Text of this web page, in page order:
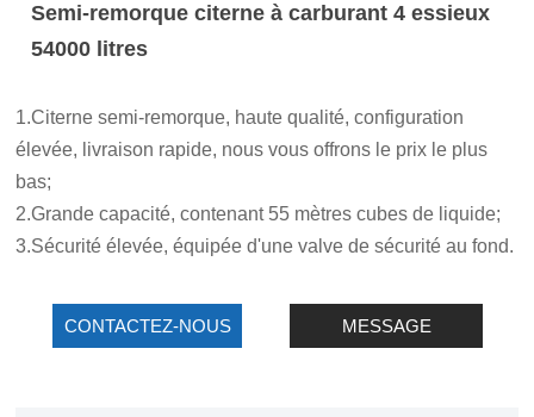
Semi-remorque citerne à carburant 4 essieux
54000 litres
1.Citerne semi-remorque, haute qualité, configuration
élevée, livraison rapide, nous vous offrons le prix le plus
bas;
2.Grande capacité, contenant 55 mètres cubes de liquide;
3.Sécurité élevée, équipée d'une valve de sécurité au fond.
CONTACTEZ-NOUS MESSAGE